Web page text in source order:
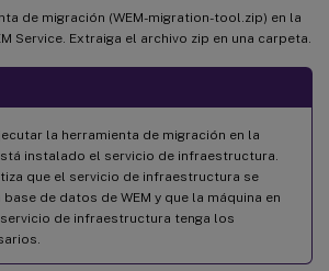
de migración (WEM-migration-tool.zip) en la
Service. Extraiga el archivo zip en una carpeta.
la herramienta de migración en la
instalado el servicio de infraestructura.
que el servicio de infraestructura se
de datos de WEM y que la máquina en
de infraestructura tenga los